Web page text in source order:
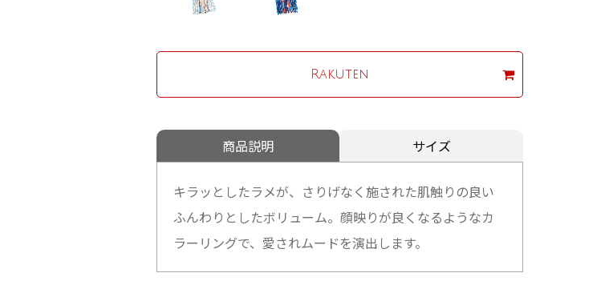
Rakuten
商品説明 サイズ
キラッとしたラメが、さりげなく施された肌触りの良い
ふんわりとしたボリューム。顔映りが良くなるようなカ
ラーリングで、愛されムードを演出します。